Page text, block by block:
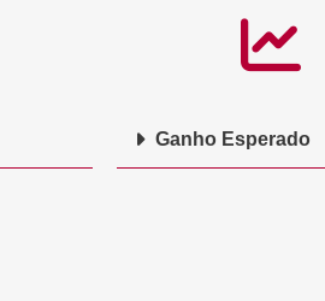
Ganho Esperado